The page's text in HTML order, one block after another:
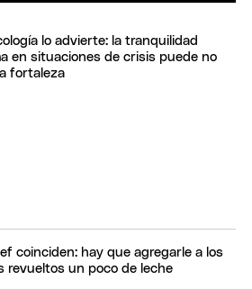
lo advierte: la tranquilidad
en situaciones de crisis puede no
fortaleza
coinciden: hay que agregarle a los
revueltos un poco de leche